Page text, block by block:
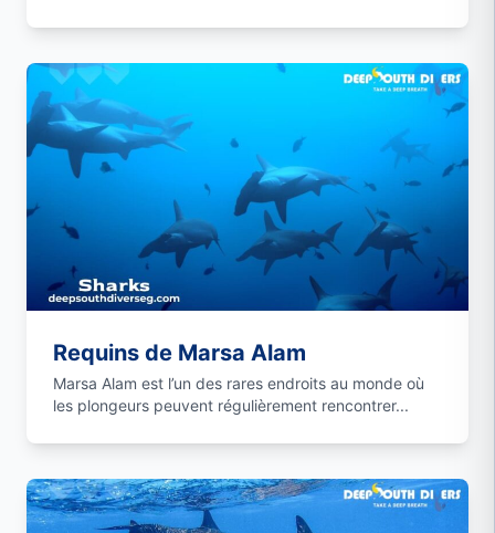
Requins de Marsa Alam
Marsa Alam est l’un des rares endroits au monde où
les plongeurs peuvent régulièrement rencontrer...